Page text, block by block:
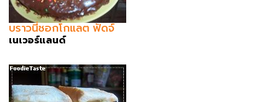
บราวนี่ชอกโกแลต ฟัดจ์
เนเวอร์แลนด์